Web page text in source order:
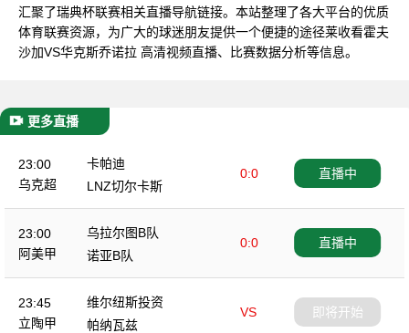
汇聚了瑞典杯联赛相关直播导航链接。本站整理了各大平台的优质
体育联赛资源，为广大的球迷朋友提供一个便捷的途径莱收看霍夫
沙加VS华克斯乔诺拉 高清视频直播、比赛数据分析等信息。
更多直播
23:00
乌克超
卡帕迪
0:0
LNZ切尔卡斯
直播中
23:00
阿美甲
乌拉尔图B队
0:0
诺亚B队
直播中
23:45
立陶甲
维尔纽斯投资
VS
帕纳瓦兹
即将开始